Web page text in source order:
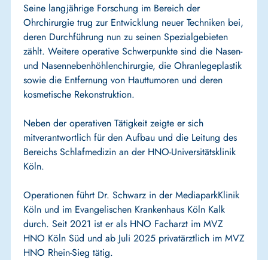
Seine langjährige Forschung im Bereich der
Ohrchirurgie trug zur Entwicklung neuer Techniken bei,
deren Durchführung nun zu seinen Spezialgebieten
zählt. Weitere operative Schwerpunkte sind die Nasen-
und Nasennebenhöhlenchirurgie, die Ohranlegeplastik
sowie die Entfernung von Hauttumoren und deren
kosmetische Rekonstruktion.
Neben der operativen Tätigkeit zeigte er sich
mitverantwortlich für den Aufbau und die Leitung des
Bereichs Schlafmedizin an der HNO-Universitätsklinik
Köln.
Operationen führt Dr. Schwarz in der MediaparkKlinik
Köln und im Evangelischen Krankenhaus Köln Kalk
durch. Seit 2021 ist er als HNO Facharzt im MVZ
HNO Köln Süd und ab Juli 2025 privatärztlich im MVZ
HNO Rhein-Sieg tätig.